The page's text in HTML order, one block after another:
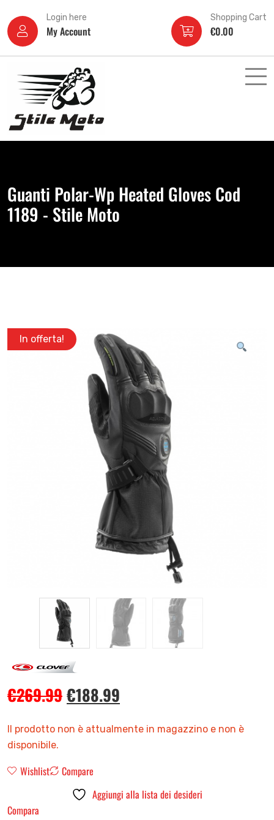
Login here
My Account
Shopping Cart
€0.00
Guanti Polar-Wp Heated Gloves Cod
1189 - Stile Moto
In offerta!
€269.99€188.99
Il prodotto non è attualmente in magazzino e non è
disponibile.
Wishlist
Compare
Aggiungi alla lista dei desideri
Compara